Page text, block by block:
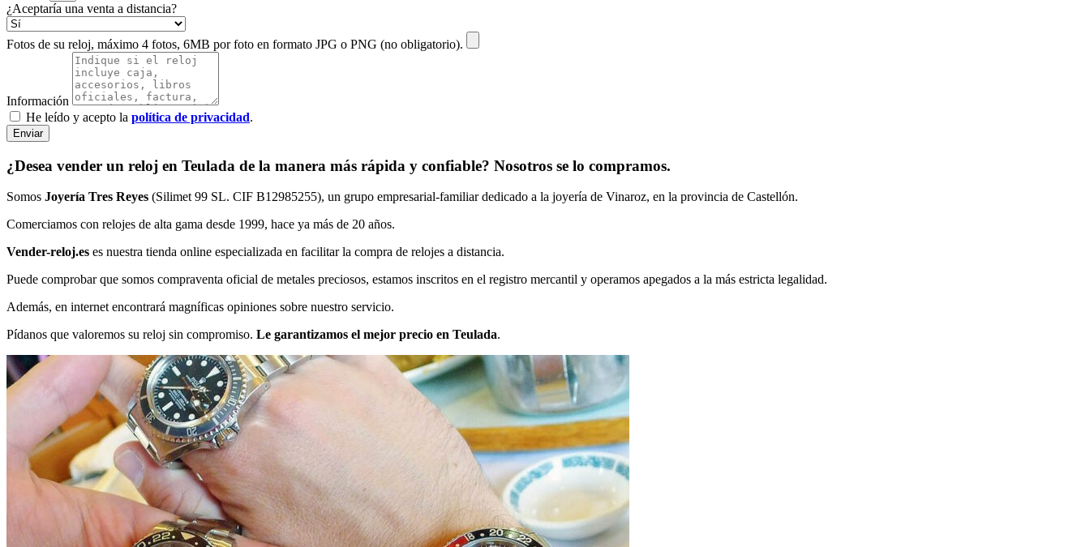
¿Aceptaría una venta a distancia?
Fotos de su reloj, máximo 4 fotos, 6MB por foto en formato JPG o PNG (no obligatorio).
Información
He leído y acepto la política de privacidad.
Enviar
¿Desea vender un reloj en Teulada de la manera más rápida y confiable? Nosotros se lo compramos.
Somos Joyería Tres Reyes (Silimet 99 SL. CIF B12985255), un grupo empresarial-familiar dedicado a la joyería de Vinaroz, en la provincia de Castellón.
Comerciamos con relojes de alta gama desde 1999, hace ya más de 20 años.
Vender-reloj.es es nuestra tienda online especializada en facilitar la compra de relojes a distancia.
Puede comprobar que somos compraventa oficial de metales preciosos, estamos inscritos en el registro mercantil y operamos apegados a la más estricta legalidad.
Además, en internet encontrará magníficas opiniones sobre nuestro servicio.
Pídanos que valoremos su reloj sin compromiso. Le garantizamos el mejor precio en Teulada.